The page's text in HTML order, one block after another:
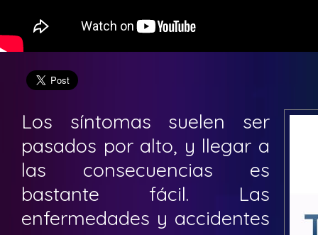
Los síntomas suelen ser
pasados por alto, y llegar a
las consecuencias es
bastante fácil. Las
enfermedades y accidentes